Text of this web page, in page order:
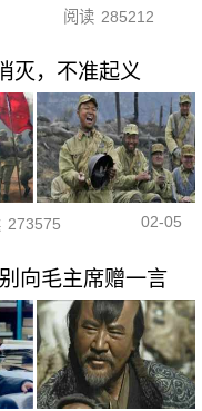
阅读 285212
灭，不准起义
273575 02-05
向毛主席赠一言